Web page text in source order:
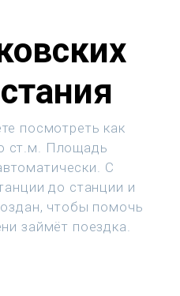
посмотреть как
ст.м. Площадь
С
до станции и
чтобы помочь
займёт поездка.